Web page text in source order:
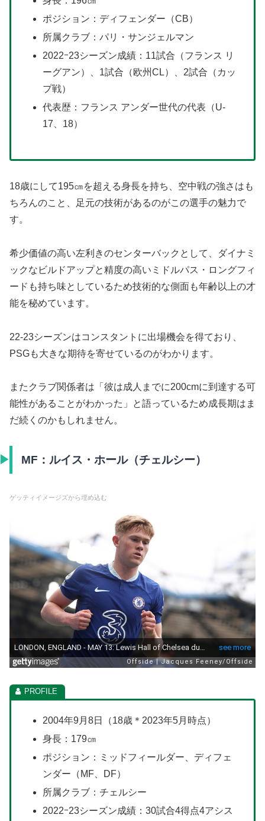
ポジション：ディフェンダー（CB）
所属クラブ：パリ・サンジェルマン
2022ｰ23シーズン成績：11試合（フランス リ
ーグアン）、1試合（欧州CL）、2試合（カッ
プ戦）
代表歴：フランス アンダー世代の代表（U-
17、18）
18歳にして195㎝を超える身長を持ち、空中戦の強さはも
ちろんのこと、足元の技術があるのがこの選手の魅力で
す。
希少価値の高い左利きのセンターバックとして、ダイナミ
ックなビルドアップと精度の高いミドルパス・ロングフィ
ードも持ち味としているため技術的な側面も年齢以上の才
能を秘めています。
22-23シーズンはコンスタントに出場機会を得ており、
PSGも大きな期待を寄せているのがわかります。
またクラブ関係者は「彼は成人までに200cmに到達する可
能性があることがわかった」と語っているため成長期はま
だ続くのかもしれません。
MF：ルイス・ホール（チェルシー）
ゲッティイメージズから埋め込む
2004年9月8日（18歳＊2023年5月時点）
身長：179㎝
ポジション：ミッドフィールダー、ディフェ
ンダー（MF、DF）
所属クラブ：チェルシー
2022ｰ23シーズン成績：30試合4得点4アシス